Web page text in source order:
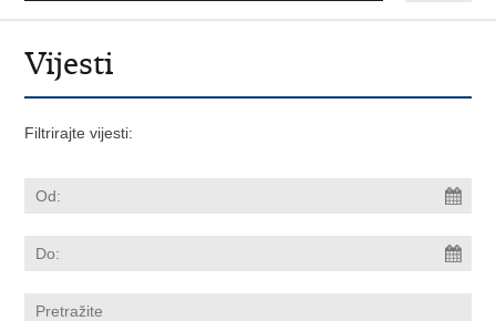
Vijesti
Filtrirajte vijesti: